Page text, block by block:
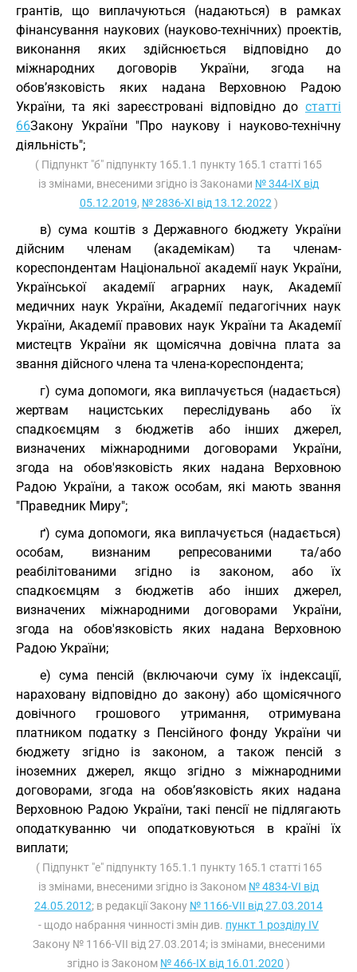
грантів, що виплачуються (надаються) в рамках
фінансування наукових (науково-технічних) проектів,
виконання яких здійснюється відповідно до
міжнародних договорів України, згода на
обов’язковість яких надана Верховною Радою
України, та які зареєстровані відповідно до статті
66Закону України "Про наукову і науково-технічну
діяльність";
( Підпункт "б" підпункту 165.1.1 пункту 165.1 статті 165
із змінами, внесеними згідно із Законами № 344-IX від
05.12.2019, № 2836-XI від 13.12.2022 )
в) сума коштів з Державного бюджету України
дійсним членам (академікам) та членам-
кореспондентам Національної академії наук України,
Української академії аграрних наук, Академії
медичних наук України, Академії педагогічних наук
України, Академії правових наук України та Академії
мистецтв України як щомісячна довічна плата за
звання дійсного члена та члена-кореспондента;
г) сума допомоги, яка виплачується (надається)
жертвам нацистських переслідувань або їх
спадкоємцям з бюджетів або інших джерел,
визначених міжнародними договорами України,
згода на обов'язковість яких надана Верховною
Радою України, а також особам, які мають звання
"Праведник Миру";
ґ) сума допомоги, яка виплачується (надається)
особам, визнаним репресованими та/або
реабілітованими згідно із законом, або їх
спадкоємцям з бюджетів або інших джерел,
визначених міжнародними договорами України,
згода на обов'язковість яких надана Верховною
Радою України;
е) сума пенсій (включаючи суму їх індексації,
нараховану відповідно до закону) або щомісячного
довічного грошового утримання, отримувана
платником податку з Пенсійного фонду України чи
бюджету згідно із законом, а також пенсій з
іноземних джерел, якщо згідно з міжнародними
договорами, згода на обов’язковість яких надана
Верховною Радою України, такі пенсії не підлягають
оподаткуванню чи оподатковуються в країні їх
виплати;
( Підпункт "е" підпункту 165.1.1 пункту 165.1 статті 165
із змінами, внесеними згідно із Законом № 4834-VI від
24.05.2012; в редакції Закону № 1166-VII від 27.03.2014
- щодо набрання чинності змін див. пункт 1 розділу IV
Закону № 1166-VII від 27.03.2014; із змінами, внесеними
згідно із Законом № 466-IX від 16.01.2020 )